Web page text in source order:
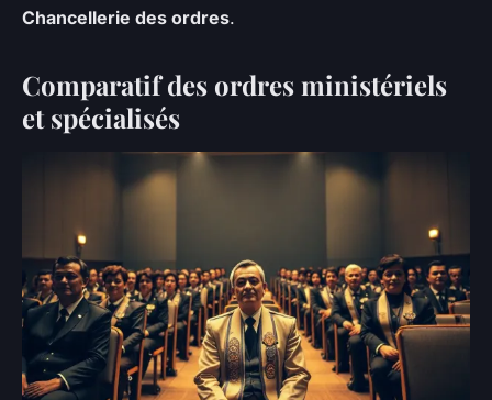
Chancellerie des ordres.
Comparatif des ordres ministériels
et spécialisés